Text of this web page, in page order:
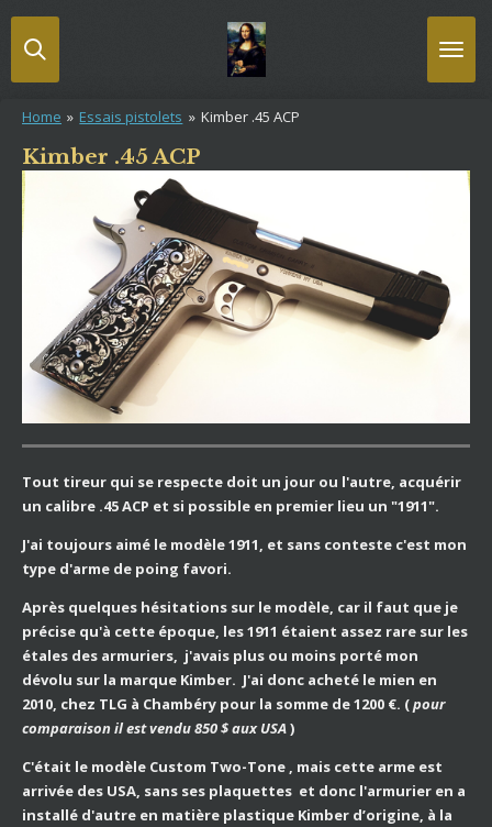
Passer
au
Home » Essais pistolets » Kimber .45 ACP
Kimber .45 ACP
Tout tireur qui se respecte doit un jour ou l'autre, acquérir
un calibre .45 ACP et si possible en premier lieu un "1911".
J'ai toujours aimé le modèle 1911, et sans conteste c'est mon
type d'arme de poing favori.
Après quelques hésitations sur le modèle, car il faut que je
précise qu'à cette époque, les 1911 étaient assez rare sur les
étales des armuriers, j'avais plus ou moins porté mon
dévolu sur la marque Kimber. J'ai donc acheté le mien en
2010, chez TLG à Chambéry pour la somme de 1200 €. (pour
comparaison il est vendu 850 $ aux USA)
C'était le modèle Custom Two-Tone , mais cette arme est
arrivée des USA, sans ses plaquettes et donc l'armurier en a
installé d'autre en matière plastique Kimber d’origine, à la